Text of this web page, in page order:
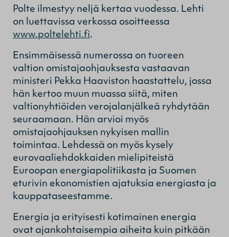
Polte ilmestyy neljä kertaa vuodessa. Lehti
on luettavissa verkossa osoitteessa
www.poltelehti.fi.
Ensimmäisessä numerossa on tuoreen
valtion omistajaohjauksesta vastaavan
ministeri Pekka Haaviston haastattelu, jossa
hän kertoo muun muassa siitä, miten
valtionyhtiöiden verojalanjälkeä ryhdytään
seuraamaan. Hän arvioi myös
omistajaohjauksen nykyisen mallin
toimintaa. Lehdessä on myös kysely
eurovaaliehdokkaiden mielipiteistä
Euroopan energiapolitiikasta ja Suomen
eturivin ekonomistien ajatuksia energiasta ja
kauppataseestamme.
Energia ja erityisesti kotimainen energia
ovat ajankohtaisempia aiheita kuin pitkään